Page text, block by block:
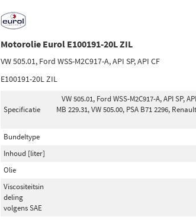
Motorolie Eurol E100191-20L ZIL
VW 505.01, Ford WSS-M2C917-A, API SP, API CF
E100191-20L ZIL
Specificatie
VW 505.01, Ford WSS-M2C917-A, API SP,
MB 229.31, VW 505.00, PSA B71 2296,
Bundeltype
Inhoud [liter]
Olie
Viscositeitsin
deling
volgens SAE